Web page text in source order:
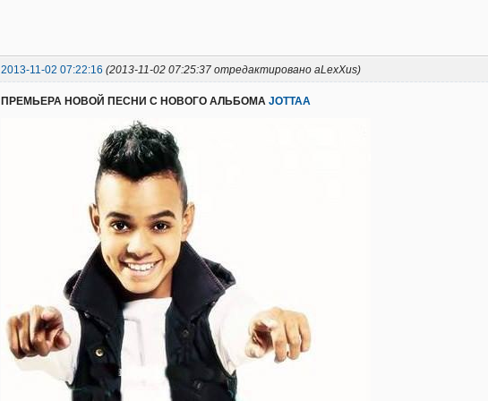
2013-11-02 07:22:16 (2013-11-02 07:25:37 отредактировано aLexXus)
ПРЕМЬЕРА НОВОЙ ПЕСНИ С НОВОГО АЛЬБОМА JOTTAA